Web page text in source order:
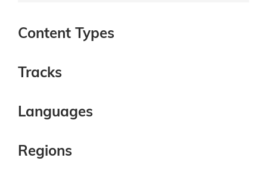
Content Types
Tracks
Languages
Regions